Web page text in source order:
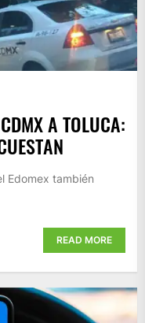
A TOLUCA:
Edomex también
READ MORE